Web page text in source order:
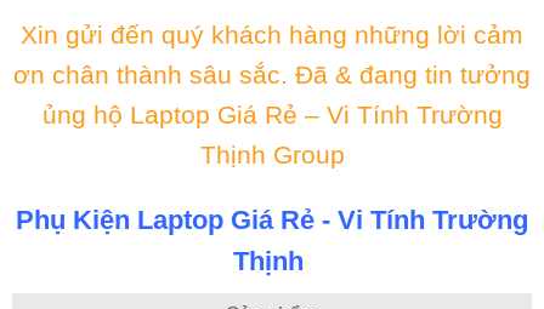
Xin gửi đến quý khách hàng những lời cảm
ơn chân thành sâu sắc. Đã & đang tin tưởng
ủng hộ Laptop Giá Rẻ – Vi Tính Trường
Thịnh Group
Phụ Kiện Laptop Giá Rẻ - Vi Tính Trường
Thịnh